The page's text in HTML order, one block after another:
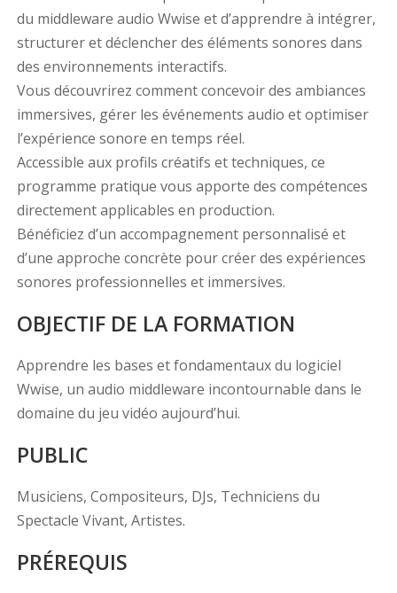
du middleware audio Wwise et d’apprendre à intégrer,
structurer et déclencher des éléments sonores dans
des environnements interactifs.
Vous découvrirez comment concevoir des ambiances
immersives, gérer les événements audio et optimiser
l’expérience sonore en temps réel.
Accessible aux profils créatifs et techniques, ce
programme pratique vous apporte des compétences
directement applicables en production.
Bénéficiez d’un accompagnement personnalisé et
d’une approche concrète pour créer des expériences
sonores professionnelles et immersives.
OBJECTIF DE LA FORMATION
Apprendre les bases et fondamentaux du logiciel
Wwise, un audio middleware incontournable dans le
domaine du jeu vidéo aujourd’hui.
PUBLIC
Musiciens, Compositeurs, DJs, Techniciens du
Spectacle Vivant, Artistes.
PRÉREQUIS